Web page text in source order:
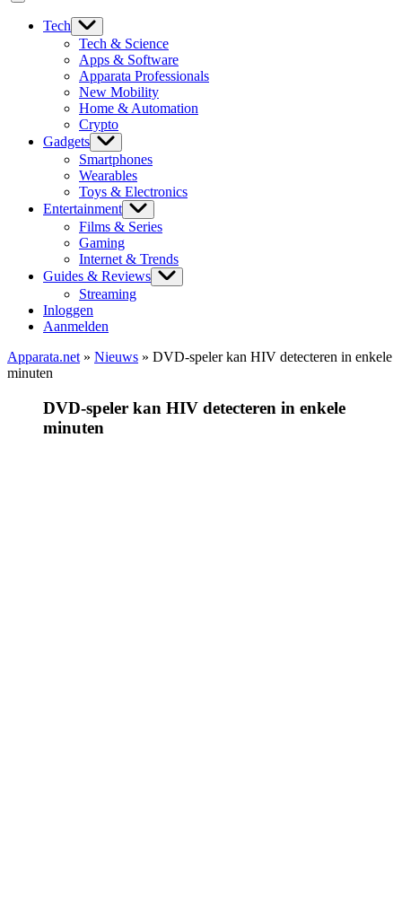
Tech
Tech & Science
Apps & Software
Apparata Professionals
New Mobility
Home & Automation
Crypto
Gadgets
Smartphones
Wearables
Toys & Electronics
Entertainment
Films & Series
Gaming
Internet & Trends
Guides & Reviews
Streaming
Inloggen
Aanmelden
Apparata.net » Nieuws » DVD-speler kan HIV detecteren in enkele
minuten
DVD-speler kan HIV detecteren in enkele
minuten